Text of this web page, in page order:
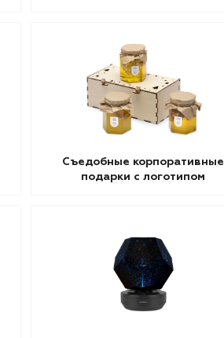
Съедобные корпоративные
подарки с логотипом